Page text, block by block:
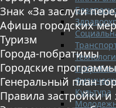
Культура
Знак «За заслуги
Афиша городских
Туризм
Города-побратимы
Городские программы
Генеральный план
Правила застройки и